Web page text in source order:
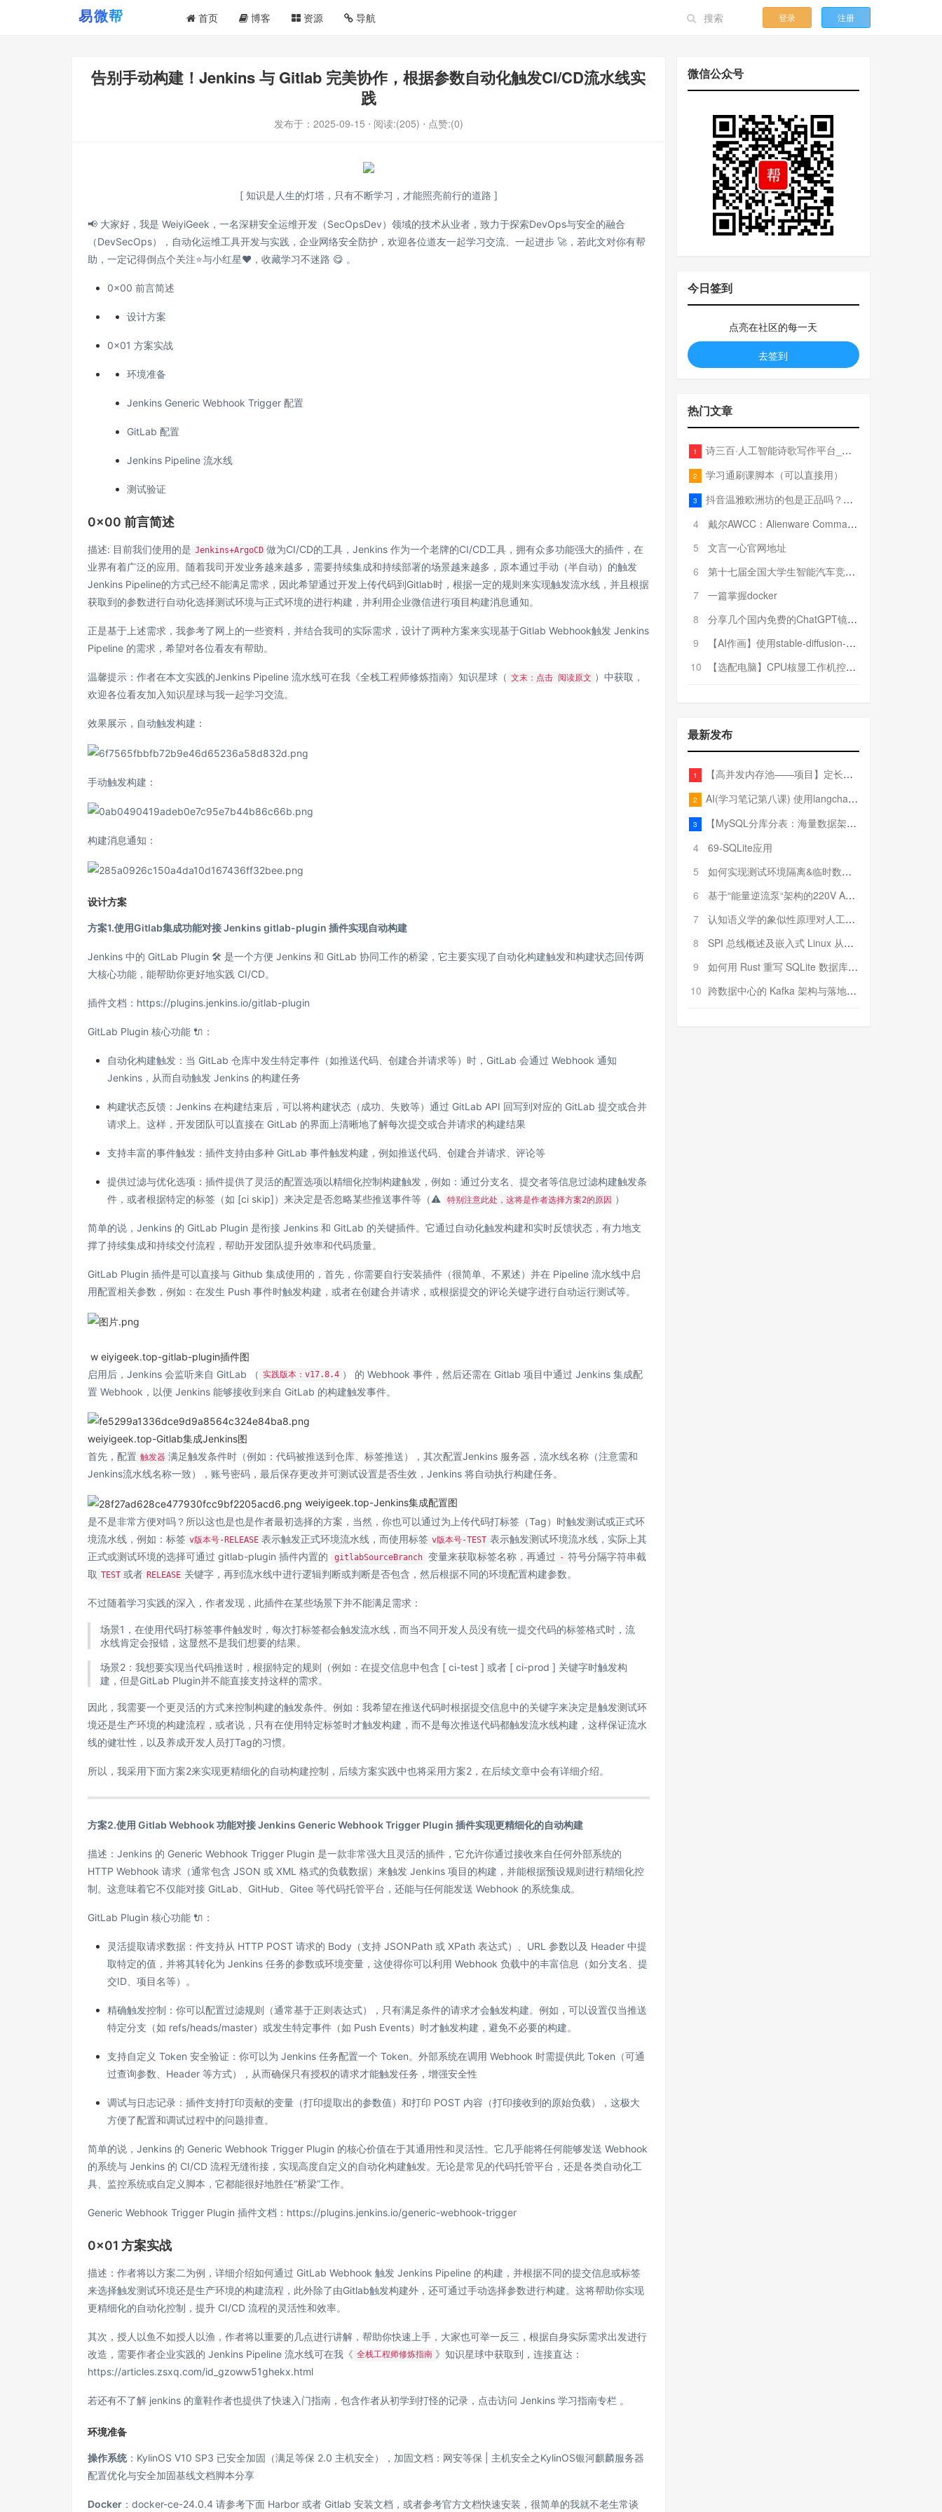
首页 博客 资源 导航 登录 注册
告别手动构建！Jenkins 与 Gitlab 完美协作，根据参数自动化触发CI/CD流水线实
践
发布于： 2025-09-15 ⋅ 阅读:(205) ⋅ 点赞:(0)
[ 知识是人生的灯塔，只有不断学习，才能照亮前行的道路 ]
📢 大家好，我是 WeiyiGeek，一名深耕安全运维开发（SecOpsDev）领域的技术从业者，致力于探索DevOps与安全的融合
（DevSecOps），自动化运维工具开发与实践，企业网络安全防护，欢迎各位道友一起学习交流、一起进步 🚀，若此文对你有帮
助，一定记得倒点个关注⭐与小红星❤️，收藏学习不迷路 😋 。
0x00 前言简述
设计方案
0x01 方案实战
环境准备
Jenkins Generic Webhook Trigger 配置
GitLab 配置
Jenkins Pipeline 流水线
测试验证
0x00 前言简述
描述: 目前我们使用的是 Jenkins+ArgoCD 做为CI/CD的工具，Jenkins 作为一个老牌的CI/CD工具，拥有众多功能强大的插件，在
业界有着广泛的应用。随着我司开发业务越来越多，需要持续集成和持续部署的场景越来越多，原本通过手动（半自动）的触发
Jenkins Pipeline的方式已经不能满足需求，因此希望通过开发上传代码到Gitlab时，根据一定的规则来实现触发流水线，并且根据
获取到的参数进行自动化选择测试环境与正式环境的进行构建，并利用企业微信进行项目构建消息通知。
正是基于上述需求，我参考了网上的一些资料，并结合我司的实际需求，设计了两种方案来实现基于Gitlab Webhook触发 Jenkins
Pipeline 的需求，希望对各位看友有帮助。
温馨提示：作者在本文实践的Jenkins Pipeline 流水线可在我《全栈工程师修炼指南》知识星球（ 文末：点击 阅读原文 ）中获取，
欢迎各位看友加入知识星球与我一起学习交流。
效果展示，自动触发构建：
手动触发构建：
构建消息通知：
设计方案
方案1.使用Gitlab集成功能对接 Jenkins gitlab-plugin 插件实现自动构建
Jenkins 中的 GitLab Plugin 🛠️ 是一个方便 Jenkins 和 GitLab 协同工作的桥梁，它主要实现了自动化构建触发和构建状态回传两
大核心功能，能帮助你更好地实践 CI/CD。
插件文档：https://plugins.jenkins.io/gitlab-plugin
GitLab Plugin 核心功能 🔌：
自动化构建触发：当 GitLab 仓库中发生特定事件（如推送代码、创建合并请求等）时，GitLab 会通过 Webhook 通知
Jenkins，从而自动触发 Jenkins 的构建任务
构建状态反馈：Jenkins 在构建结束后，可以将构建状态（成功、失败等）通过 GitLab API 回写到对应的 GitLab 提交或合并
请求上。这样，开发团队可以直接在 GitLab 的界面上清晰地了解每次提交或合并请求的构建结果
支持丰富的事件触发：插件支持由多种 GitLab 事件触发构建，例如推送代码、创建合并请求、评论等
提供过滤与优化选项：插件提供了灵活的配置选项以精细化控制构建触发，例如：通过分支名、提交者等信息过滤构建触发条
件，或者根据特定的标签（如 [ci skip]）来决定是否忽略某些推送事件等（⚠️
特别注意此处，这将是作者选择方案2的原因 ）
简单的说，Jenkins 的 GitLab Plugin 是衔接 Jenkins 和 GitLab 的关键插件。它通过自动化触发构建和实时反馈状态，有力地支
撑了持续集成和持续交付流程，帮助开发团队提升效率和代码质量。
GitLab Plugin 插件是可以直接与 Github 集成使用的，首先，你需要自行安装插件（很简单、不累述）并在 Pipeline 流水线中启
用配置相关参数，例如：在发生 Push 事件时触发构建，或者在创建合并请求，或根据提交的评论关键字进行自动运行测试等。
w eiyigeek.top-gitlab-plugin插件图
启用后，Jenkins 会监听来自 GitLab （ 实践版本：v17.8.4 ） 的 Webhook 事件，然后还需在 Gitlab 项目中通过 Jenkins 集成配
置 Webhook，以便 Jenkins 能够接收到来自 GitLab 的构建触发事件。
weiyigeek.top-Gitlab集成Jenkins图
首先，配置 触发器 满足触发条件时（例如：代码被推送到仓库、标签推送），其次配置Jenkins 服务器，流水线名称（注意需和
Jenkins流水线名称一致），账号密码，最后保存更改并可测试设置是否生效，Jenkins 将自动执行构建任务。
weiyigeek.top-Jenkins集成配置图
是不是非常方便对吗？所以这也是也是作者最初选择的方案，当然，你也可以通过为上传代码打标签（Tag）时触发测试或正式环
境流水线，例如：标签 v版本号-RELEASE 表示触发正式环境流水线，而使用标签 v版本号-TEST 表示触发测试环境流水线，实际上其
正式或测试环境的选择可通过 gitlab-plugin 插件内置的
gitlabSourceBranch 变量来获取标签名称，再通过 - 符号分隔字符串截
取 TEST 或者 RELEASE 关键字，再到流水线中进行逻辑判断或判断是否包含，然后根据不同的环境配置构建参数。
不过随着学习实践的深入，作者发现，此插件在某些场景下并不能满足需求：
场景1，在使用代码打标签事件触发时，每次打标签都会触发流水线，而当不同开发人员没有统一提交代码的标签格式时，流
水线肯定会报错，这显然不是我们想要的结果。
场景2：我想要实现当代码推送时，根据特定的规则（例如：在提交信息中包含 [ ci-test ] 或者 [ ci-prod ] 关键字时触发构
建，但是GitLab Plugin并不能直接支持这样的需求。
因此，我需要一个更灵活的方式来控制构建的触发条件。例如：我希望在推送代码时根据提交信息中的关键字来决定是触发测试环
境还是生产环境的构建流程，或者说，只有在使用特定标签时才触发构建，而不是每次推送代码都触发流水线构建，这样保证流水
线的健壮性，以及养成开发人员打Tag的习惯。
所以，我采用下面方案2来实现更精细化的自动构建控制，后续方案实践中也将采用方案2，在后续文章中会有详细介绍。
方案2.使用 Gitlab Webhook 功能对接 Jenkins Generic Webhook Trigger Plugin 插件实现更精细化的自动构建
描述：Jenkins 的 Generic Webhook Trigger Plugin 是一款非常强大且灵活的插件，它允许你通过接收来自任何外部系统的
HTTP Webhook 请求（通常包含 JSON 或 XML 格式的负载数据）来触发 Jenkins 项目的构建，并能根据预设规则进行精细化控
制。这意味着它不仅能对接 GitLab、GitHub、Gitee 等代码托管平台，还能与任何能发送 Webhook 的系统集成。
GitLab Plugin 核心功能 🔌：
灵活提取请求数据：件支持从 HTTP POST 请求的 Body（支持 JSONPath 或 XPath 表达式）、URL 参数以及 Header 中提
取特定的值，并将其转化为 Jenkins 任务的参数或环境变量，这使得你可以利用 Webhook 负载中的丰富信息（如分支名、提
交ID、项目名等）。
精确触发控制：你可以配置过滤规则（通常基于正则表达式），只有满足条件的请求才会触发构建。例如，可以设置仅当推送
特定分支（如 refs/heads/master）或发生特定事件（如 Push Events）时才触发构建，避免不必要的构建。
支持自定义 Token 安全验证：你可以为 Jenkins 任务配置一个 Token。外部系统在调用 Webhook 时需提供此 Token（可通
过查询参数、Header 等方式），从而确保只有授权的请求才能触发任务，增强安全性
调试与日志记录：插件支持打印贡献的变量（打印提取出的参数值）和打印 POST 内容（打印接收到的原始负载），这极大
方便了配置和调试过程中的问题排查。
简单的说，Jenkins 的 Generic Webhook Trigger Plugin 的核心价值在于其通用性和灵活性。它几乎能将任何能够发送 Webhook
的系统与 Jenkins 的 CI/CD 流程无缝衔接，实现高度自定义的自动化构建触发。无论是常见的代码托管平台，还是各类自动化工
具、监控系统或自定义脚本，它都能很好地胜任“桥梁”工作。
Generic Webhook Trigger Plugin 插件文档：https://plugins.jenkins.io/generic-webhook-trigger
0x01 方案实战
描述：作者将以方案二为例，详细介绍如何通过 GitLab Webhook 触发 Jenkins Pipeline 的构建，并根据不同的提交信息或标签
来选择触发测试环境还是生产环境的构建流程，此外除了由Gitlab触发构建外，还可通过手动选择参数进行构建。这将帮助你实现
更精细化的自动化控制，提升 CI/CD 流程的灵活性和效率。
其次，授人以鱼不如授人以渔，作者将以重要的几点进行讲解，帮助你快速上手，大家也可举一反三，根据自身实际需求出发进行
改造，需要作者企业实践的 Jenkins Pipeline 流水线可在我《 全栈工程师修炼指南 》知识星球中获取到，连接直达：
https://articles.zsxq.com/id_gzoww51ghekx.html
若还有不了解 jenkins 的童鞋作者也提供了快速入门指南，包含作者从初学到打怪的记录，点击访问 Jenkins 学习指南专栏 。
环境准备
操作系统：KylinOS V10 SP3 已安全加固（满足等保 2.0 主机安全），加固文档： 网安等保 | 主机安全之KylinOS银河麒麟服务器
配置优化与安全加固基线文档脚本分享
Docker ：docker-ce-24.0.4 请参考下面 Harbor 或者 Gitlab 安装文档，或者参考官方文档快速安装，很简单的我就不老生常谈
微信公众号
今日签到
点亮在社区的每一天
去签到
热门文章
1 诗三百·人工智能诗歌写作平台_在线作诗机_藏头诗生成器_电脑对联_姓名作诗
2 学习通刷课脚本（可以直接用）
3
抖音温雅欧洲坊的包是正品吗？温雅卖的包为啥那么便宜？
4
戴尔AWCC：Alienware Command Center 故障排除方法，里面附有超全详解呦，快来快来，欢迎观看~
5
文言一心官网地址
6
第十七届全国大学生智能汽车竞赛全国总决赛参赛队伍奖项公告
7
一篇掌握docker
8
分享几个国内免费的ChatGPT镜像网址(亲测有效-4月25日更新)
9
【AI作画】使用stable-diffusion-webui搭建AI作画平台
10
【选配电脑】CPU核显工作机控制预算5000
最新发布
1 【高并发内存池——项目】定长内存池——开胃小菜
2 AI(学习笔记第八课) 使用langchain的embedding models
3
【MySQL分库分表：海量数据架构的终极解决方案】
4
69-SQLite应用
5
如何实现测试环境隔离&临时数据库（pytest+SQLite）
6
基于“能量逆流泵“架构的220V AC至20V DC 300W高效电源设计
7
认知语义学的象似性原理对人工智能自然语言处理深层语义分析的影响与启示
8
SPI 总线概述及嵌入式 Linux 从属 SPI 设备驱动程序开发（第二部分，实践）
9
如何用 Rust 重写 SQLite 数据库（二）:是否有市场空间？
10 跨数据中心的 Kafka 架构与落地实战